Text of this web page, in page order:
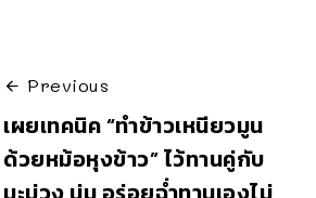
Previous
เผยเทคนิค “ทำข้าวเหนียวมูน
ด้วยหม้อหุงข้าว” ไว้ทานคู่กับ